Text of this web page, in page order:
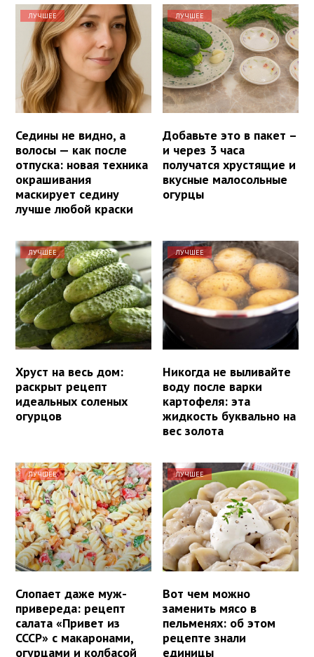
ЛУЧШЕЕ
Седины не видно, а
волосы — как после
отпуска: новая техника
окрашивания
маскирует седину
лучше любой краски
ЛУЧШЕЕ
Добавьте это в пакет –
и через 3 часа
получатся хрустящие и
вкусные малосольные
огурцы
ЛУЧШЕЕ
Хруст на весь дом:
раскрыт рецепт
идеальных соленых
огурцов
ЛУЧШЕЕ
Никогда не выливайте
воду после варки
картофеля: эта
жидкость буквально на
вес золота
ЛУЧШЕЕ
Слопает даже муж-
привереда: рецепт
салата «Привет из
СССР» с макаронами,
огурцами и колбасой
ЛУЧШЕЕ
Вот чем можно
заменить мясо в
пельменях: об этом
рецепте знали
единицы